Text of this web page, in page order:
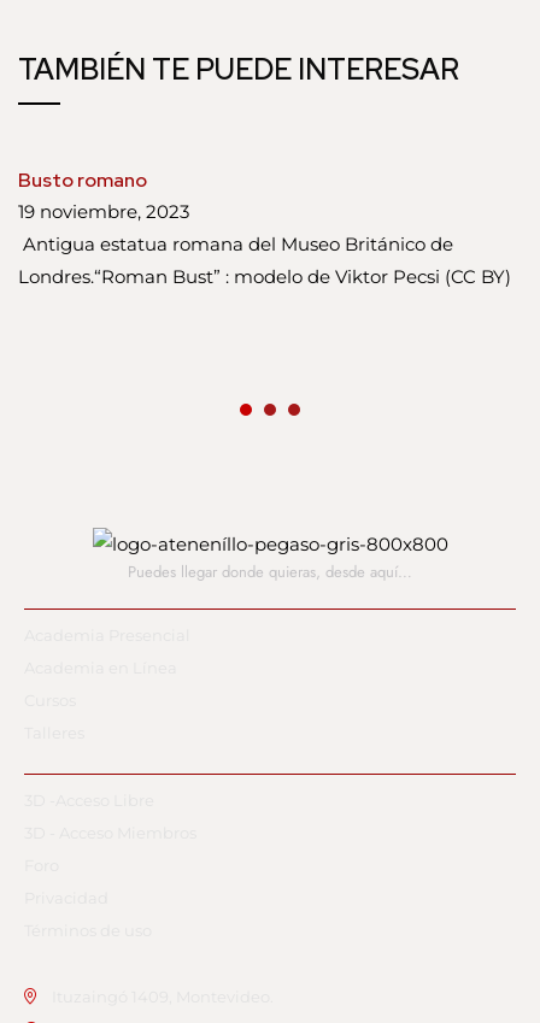
TAMBIÉN TE PUEDE INTERESAR
Busto romano
19 noviembre, 2023
Antigua estatua romana del Museo Británico de
Londres.“Roman Bust” : modelo de Viktor Pecsi (CC BY)
Puedes llegar donde quieras, desde aquí…